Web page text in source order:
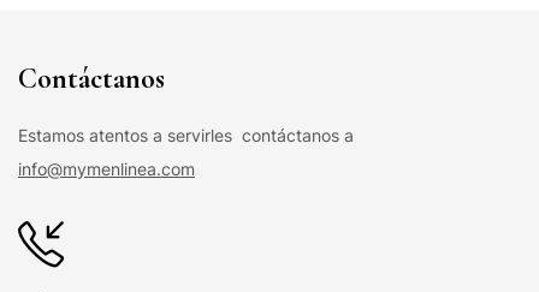
Contáctanos
Estamos atentos a servirles contáctanos a
info@mymenlinea.com